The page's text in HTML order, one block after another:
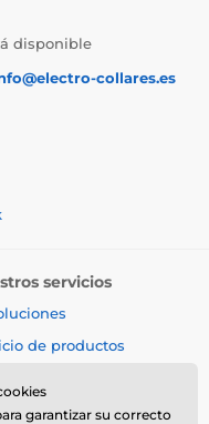
disponible
collares.es
servicios
de productos
al por mayor
garantizar su correcto